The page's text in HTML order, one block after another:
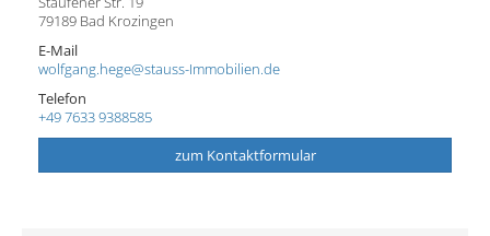
79189 Bad Krozingen
E-Mail
wolfgang.hege@stauss-Immobilien.de
Telefon
+49 7633 9388585
zum Kontaktformular